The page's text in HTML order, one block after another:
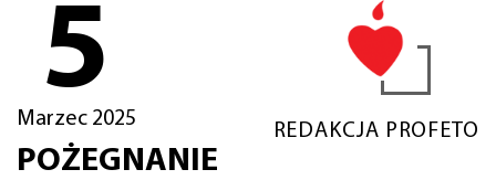
5
Marzec 2025
REDAKCJA PROFETO
POŻEGNANIE